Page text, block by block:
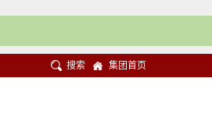
搜索 集团首页